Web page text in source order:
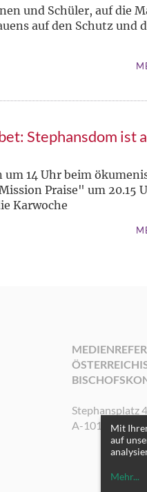
und Schüler, auf die
auf den Schutz und
Stephansdom ist
14 Uhr beim
Praise" um 20.15
Karwoche
Stephansplatz
A-1010 Wien
Mit
auf
Mehr...